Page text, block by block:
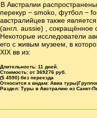
В Австралии
перекур − smoko, футбол −
австралийцев также
(англ. aussie) , сокращённое
Некоторые исследователи
его с живым музеем, в
XIX вв из:
Длительность: 11 дней.
Стоимость: от 369276 руб.
($ 4590) без переезда
Относится к видам: Авиа
Раздел: Туры в Австралию из Санкт-